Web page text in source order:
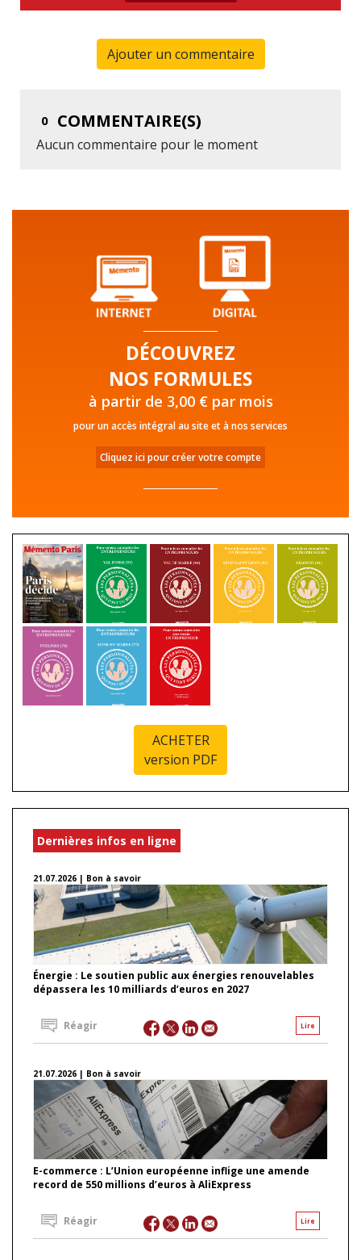
Ajouter un commentaire
0 COMMENTAIRE(S)
Aucun commentaire pour le moment
DÉCOUVREZ
NOS FORMULES
à partir de 3,00 € par mois
pour un accès intégral au site et à nos services
Cliquez ici pour créer votre compte
ACHETER
version PDF
Dernières infos en ligne
21.07.2026 | Bon à savoir
Énergie : Le soutien public aux énergies renouvelables
dépassera les 10 milliards d’euros en 2027
Lire
Réagir
21.07.2026 | Bon à savoir
E-commerce : L’Union européenne inflige une amende
record de 550 millions d’euros à AliExpress
Lire
Réagir